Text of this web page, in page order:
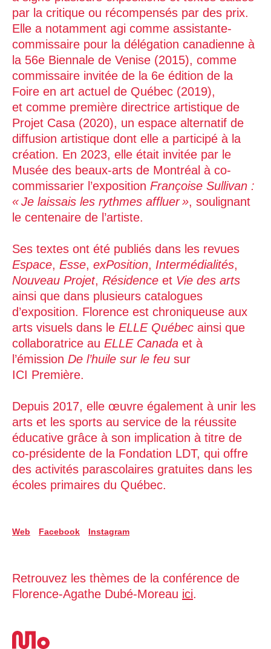
par la critique ou récompensés par des prix.
Elle a notamment agi comme assistante-
commissaire pour la délégation canadienne à
la 56e Biennale de Venise (2015), comme
commissaire invitée de la 6e édition de la
Foire en art actuel de Québec (2019),
et comme première directrice artistique de
Projet Casa (2020), un espace alternatif de
diffusion artistique dont elle a participé à la
création. En 2023, elle était invitée par le
Musée des beaux-arts de Montréal à co-
commissarier l’exposition Françoise Sullivan :
« Je laissais les rythmes affluer », soulignant
le centenaire de l’artiste.
Ses textes ont été publiés dans les revues
Espace, Esse, exPosition, Intermédialités,
Nouveau Projet, Résidence et Vie des arts
ainsi que dans plusieurs catalogues
d’exposition. Florence est chroniqueuse aux
arts visuels dans le ELLE Québec ainsi que
collaboratrice au ELLE Canada et à
l’émission De l’huile sur le feu sur
ICI Première.
Depuis 2017, elle œuvre également à unir les
arts et les sports au service de la réussite
éducative grâce à son implication à titre de
co-présidente de la Fondation LDT, qui offre
des activités parascolaires gratuites dans les
écoles primaires du Québec.
Web Facebook Instagram
Retrouvez les thèmes de la conférence de
Florence-Agathe Dubé-Moreau ici.